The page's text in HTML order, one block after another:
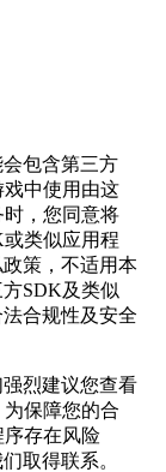
包含第三方
中使用由这
，您同意将
类似应用程
策，不适用本
SDK及类似
合规性及安全
烈建议您查看
保障您的合
存在风险
取得联系。